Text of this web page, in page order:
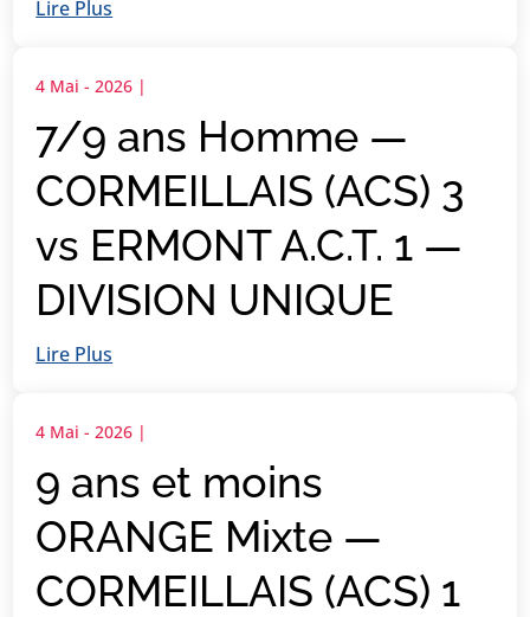
Lire Plus
7/9 ans Homme —
CORMEILLAIS (ACS) 3
vs ERMONT A.C.T. 1 —
DIVISION UNIQUE
4 Mai - 2026 |
Lire Plus
9 ans et moins
ORANGE Mixte —
CORMEILLAIS (ACS) 1
4 Mai - 2026 |